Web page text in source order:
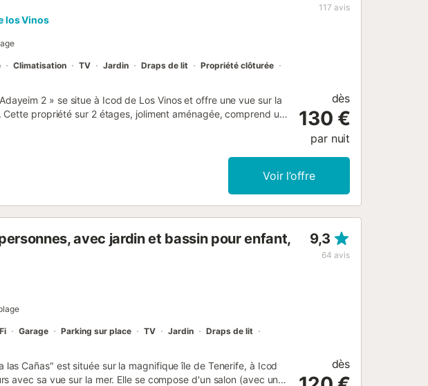
117 avis
los Vinos
Climatisation TV Jardin Draps de lit
Propriété clôturée
2 » se situe à Icod de Los Vinos et offre une vue sur la
propriété sur 2 étages, joliment aménagée, comprend un
appels vidéo), de la climatisation dans toutes les pièces,
et une chaise haute sont aussi à votre disposition. La
2 dispose également d’un lit double. La maison possède
piscine chauffée commune, d’un jardin avec mobilier et d’une
ressourcer. Admirez la vue imprenable sur la montagne et
: 2,44 km (Playa Moreno). Aéroport le plus proche : 43,7 km
parking gratuite et signalée est disponible sur la propriété. Les
sont inclus....
dès
130 €
par nuit
Voir l’offre
avec jardin et bassin pour enfant,
9,3
64 avis
Garage Parking sur place TV Jardin
Draps de lit
Cañas" est située sur la magnifique île de Tenerife, à Icod
avec sa vue sur la mer. Elle se compose d'un salon (avec un
dès